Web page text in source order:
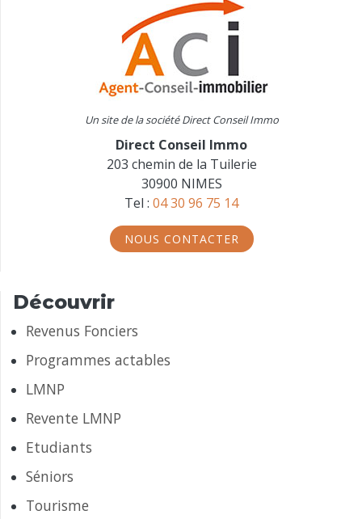
Un site de la société Direct Conseil Immo
Direct Conseil Immo
203 chemin de la Tuilerie
30900 NIMES
Tel : 04 30 96 75 14
NOUS CONTACTER
Découvrir
Revenus Fonciers
Programmes actables
LMNP
Revente LMNP
Etudiants
Séniors
Tourisme